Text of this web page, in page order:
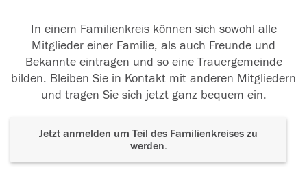
In einem Familienkreis können sich sowohl alle
Mitglieder einer Familie, als auch Freunde und
Bekannte eintragen und so eine Trauergemeinde
bilden. Bleiben Sie in Kontakt mit anderen Mitgliedern
und tragen Sie sich jetzt ganz bequem ein.
Jetzt anmelden um Teil des Familienkreises zu
werden.